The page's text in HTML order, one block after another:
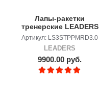
Лапы-ракетки
тренерские LEADERS
Paddels 3.0 BK/RD
Артикул: LS3STPPMRD3.0
LEADERS
9900.00 руб.